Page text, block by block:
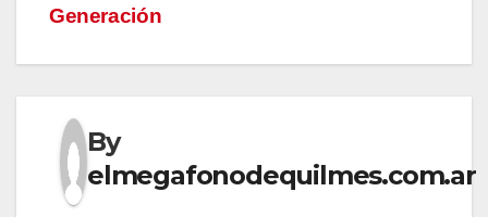
Generación
By
elmegafonodequilmes.com.ar